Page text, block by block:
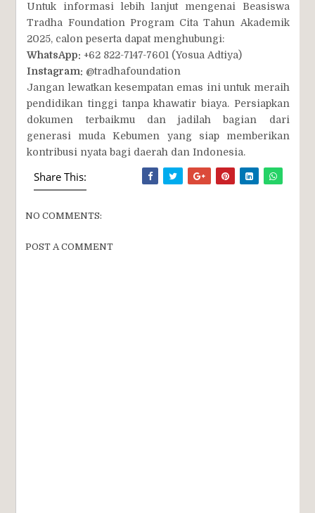
Untuk informasi lebih lanjut mengenai Beasiswa
Tradha Foundation Program Cita Tahun Akademik
2025, calon peserta dapat menghubungi:
WhatsApp: +62 822-7147-7601 (Yosua Adtiya)
Instagram: @tradhafoundation
Jangan lewatkan kesempatan emas ini untuk meraih
pendidikan tinggi tanpa khawatir biaya. Persiapkan
dokumen terbaikmu dan jadilah bagian dari
generasi muda Kebumen yang siap memberikan
kontribusi nyata bagi daerah dan Indonesia.
Share This:
NO COMMENTS:
POST A COMMENT